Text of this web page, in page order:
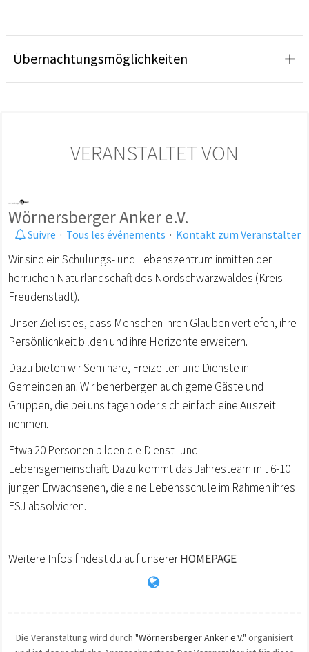
Übernachtungsmöglichkeiten
VERANSTALTET VON
Wörnersberger Anker e.V.
Suivre · Tous les événements · Kontakt zum Veranstalter
Wir sind ein Schulungs- und Lebenszentrum inmitten der
herrlichen Naturlandschaft des Nordschwarzwaldes (Kreis
Freudenstadt).
Unser Ziel ist es, dass Menschen ihren Glauben vertiefen, ihre
Persönlichkeit bilden und ihre Horizonte erweitern.
Dazu bieten wir Seminare, Freizeiten und Dienste in
Gemeinden an. Wir beherbergen auch gerne Gäste und
Gruppen, die bei uns tagen oder sich einfach eine Auszeit
nehmen.
Etwa 20 Personen bilden die Dienst- und
Lebensgemeinschaft. Dazu kommt das Jahresteam mit 6-10
jungen Erwachsenen, die eine Lebensschule im Rahmen ihres
FSJ absolvieren.
Weitere Infos findest du auf unsererHOMEPAGE
Die Veranstaltung wird durch "Wörnersberger Anker e.V." organisiert